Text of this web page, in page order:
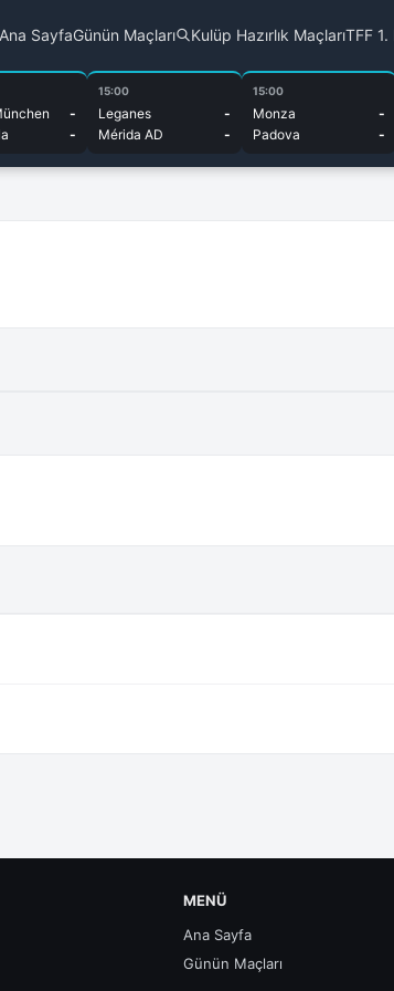
Ana SayfaGünün Maçları Kulüp Hazırlık MaçlarıTFF 1.
-
-
15:00
Leganes
-
Mérida AD
-
15:00
Monza
-
Padova
-
MENÜ
Ana Sayfa
Günün Maçları